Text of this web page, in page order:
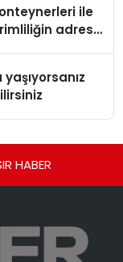
ile
adresi
HABER